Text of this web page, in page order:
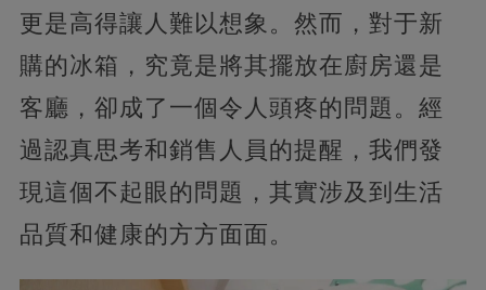
更是高得讓人難以想象。然而，對于新
購的冰箱，究竟是將其擺放在廚房還是
客廳，卻成了一個令人頭疼的問題。經
過認真思考和銷售人員的提醒，我們發
現這個不起眼的問題，其實涉及到生活
品質和健康的方方面面。